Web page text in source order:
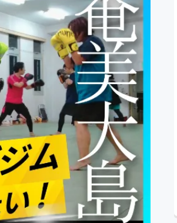
サービス開発 フード・飲
誌出版
ジ ビューテ
CAMPFIRE for Social GoodCAMPFIRE Creation
CAMPFIREふるさと納税machi-ya